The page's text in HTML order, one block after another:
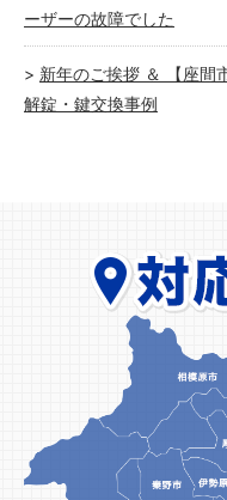
ーザーの故障でした
新年のご挨拶 ＆ 【座間
解錠・鍵交換事例